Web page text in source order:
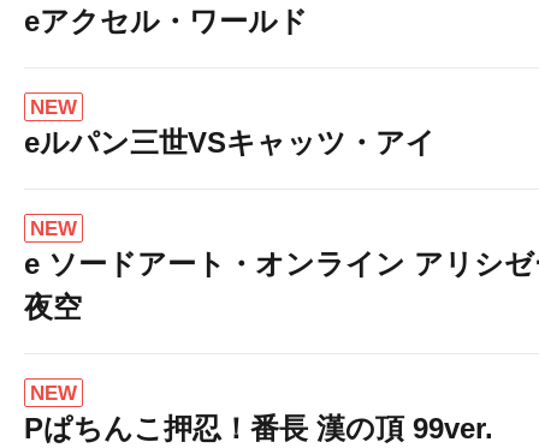
eアクセル・ワールド
NEW
eルパン三世VSキャッツ・アイ
NEW
e ソードアート・オンライン アリシ
夜空
NEW
Pぱちんこ押忍！番長 漢の頂 99ver.